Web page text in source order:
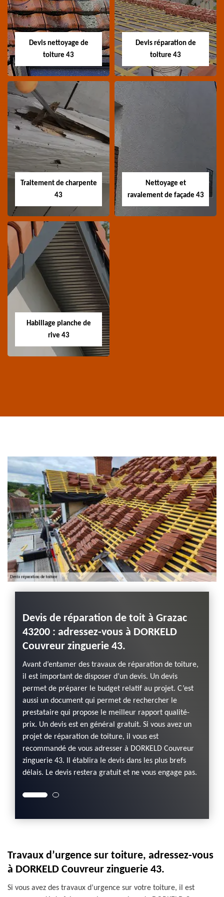
Entreprise recherche
fuite de toiture 43
Devis toiture 43 Haute-
Loire
Devis nettoyage de
toiture 43
Devis nettoyage de
toiture 43
Devis nettoyage de
toiture 43 Haute-Loire
Devis réparation de
toiture 43
toiture 43
Devis réparation de
toiture 43 Haute-Loire
Traitement de charpente
43
Traitement de
charpente 43
Spécialiste en
traitement de
Loire
Nettoyage et
ravalement de façade 43
Habillage planche de
rive 43
de rive 43
Haute-Loire
Devis de réparation de toit à Grazac
43200 : adressez-vous à DORKELD
Couvreur zinguerie 43.
Avant d’entamer des travaux de réparation de toiture,
il est important de disposer d’un devis. Un devis
permet de préparer le budget relatif au projet. C’est
aussi un document qui permet de rechercher le
prestataire qui propose le meilleur rapport qualité-
prix. Un devis est en général gratuit. Si vous avez un
projet de réparation de toiture, il vous est
recommandé de vous adresser à DORKELD Couvreur
zinguerie 43. Il établira le devis dans les plus brefs
délais. Le devis restera gratuit et ne vous engage pas.
Travaux d’urgence sur toiture, adressez-vous
à DORKELD Couvreur zinguerie 43.
Si vous avez des travaux d’urgence sur votre toiture, il est